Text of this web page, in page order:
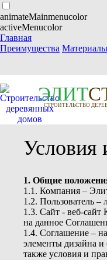
animateMainmenucolor
activeMenucolor
Главная
Преимущества Материалы
ЭЛИТ
СТРОИТЕЛЬСТВО
Условия
1. Общие
1.1. Компания –
1.2. Пользователь
1.3. Сайт - веб-
на данное
1.4. Соглашение –
элементы дизайна
также условия и